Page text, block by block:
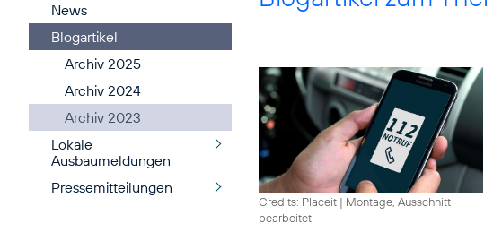
News
Blogartikel
Archiv 2025
Archiv 2024
Archiv 2023
Lokale
Ausbaumeldungen
Pressemitteilungen
Credits: Placeit | Montage, Ausschnitt
bearbeitet